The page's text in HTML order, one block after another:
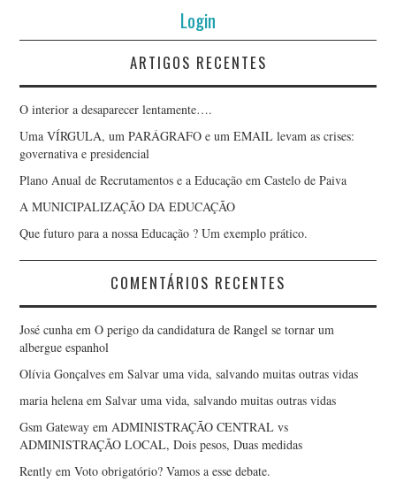
Login
ARTIGOS RECENTES
O interior a desaparecer lentamente….
Uma VÍRGULA, um PARÁGRAFO e um EMAIL levam as crises:
governativa e presidencial
Plano Anual de Recrutamentos e a Educação em Castelo de Paiva
A MUNICIPALIZAÇÃO DA EDUCAÇÃO
Que futuro para a nossa Educação ? Um exemplo prático.
COMENTÁRIOS RECENTES
José cunha emO perigo da candidatura de Rangel se tornar um
albergue espanhol
Olívia Gonçalves emSalvar uma vida, salvando muitas outras vidas
maria helena emSalvar uma vida, salvando muitas outras vidas
Gsm Gateway emADMINISTRAÇÃO CENTRAL vs
ADMINISTRAÇÃO LOCAL, Dois pesos, Duas medidas
Rently emVoto obrigatório? Vamos a esse debate.